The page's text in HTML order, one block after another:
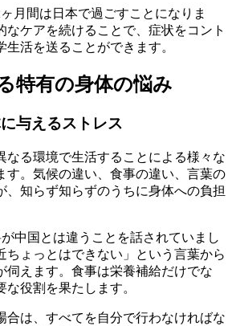
月間は日本で過ごすことになりま
なケアを続けることで、症状をコント
生活を送ることができます。
特有の身体の悩み
与えるストレス
なる環境で生活することによる様々な
す。気候の違い、食事の違い、言葉の
、知らず知らずのうちに身体への負担
中国とは違うことを話されていまし
ちょっとはできない」という言葉から
伺えます。食事は栄養補給だけでな
な役割を果たします。
合は、すべてを自分で行わなければな